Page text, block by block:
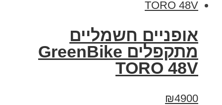
אופניים חשמליים
מתקפלים GreenBike
TORO 48V
₪4900